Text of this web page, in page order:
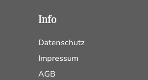
Info
Datenschutz
Impressum
AGB